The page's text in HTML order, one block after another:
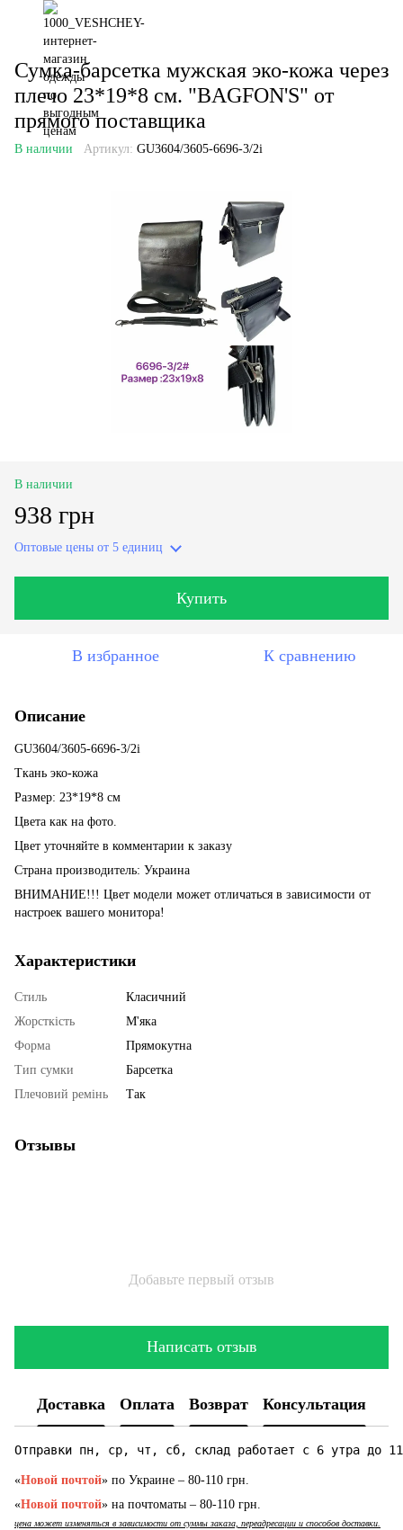
Сумка-барсетка мужская эко-кожа через
плечо 23*19*8 см. "BAGFON'S" от
прямого поставщика
В наличии Артикул: GU3604/3605-6696-3/2i
В наличии
938 грн
Оптовые цены от 5 единиц
Купить
В избранное К сравнению
Описание
GU3604/3605-6696-3/2i
Ткань эко-кожа
Размер: 23*19*8 см
Цвета как на фото.
Цвет уточняйте в комментарии к заказу
Страна производитель: Украина
ВНИМАНИЕ!!! Цвет модели может отличаться в зависимости от
настроек вашего монитора!
Характеристики
Стиль
Класичний
Жорсткість
М'яка
Форма
Прямокутна
Тип сумки
Барсетка
Плечовий ремінь
Так
Отзывы
Добавьте первый отзыв
Написать отзыв
Доставка Оплата Возврат Консультация
Отправки пн, ср, чт, сб, склад работает с 6 утра до
«Новой почтой» по Украине – 80-110 грн.
«Новой почтой» на почтоматы – 80-110 грн.
цена может изменяться в зависимости от суммы заказа, переадресации и способов доставки.